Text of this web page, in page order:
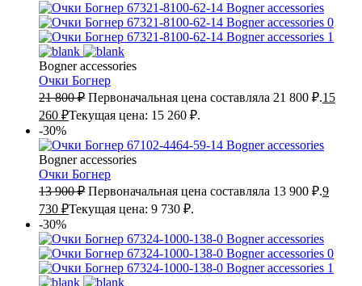
Bogner accessories
Очки Богнер
21 800₽ Первоначальная цена составляла 21 800 ₽.15
260 ₽Текущая цена: 15 260 ₽.
-30%
Bogner accessories
Очки Богнер
13 900₽ Первоначальная цена составляла 13 900 ₽.9
730 ₽Текущая цена: 9 730 ₽.
-30%